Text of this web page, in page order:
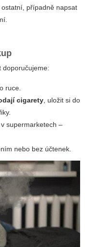
případně napsat
doporučujeme:
ruce.
cigarety , uložit si do
supermarketech –
nebo bez účtenek.